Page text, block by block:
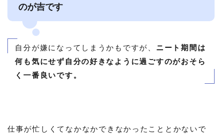
のが吉です
自分が嫌になってしまうかもですが、 ニート期間は
何も気にせず自分の好きなように過ごすのがおそら
く一番良いです。
仕事が忙しくてなかなかできなかったこととかないで